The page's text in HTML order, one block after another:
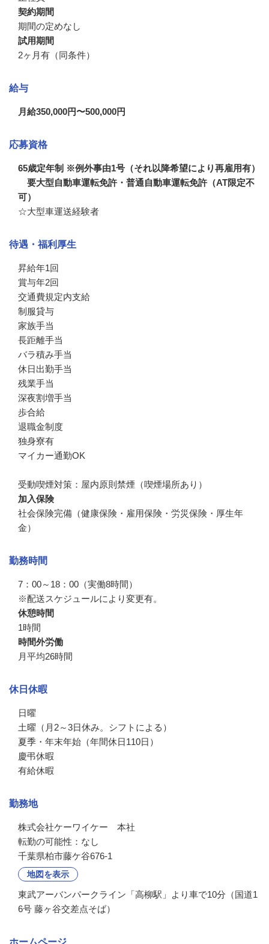
契約期間
期間の定めなし
試用期間
2ヶ月有（同条件）
給与
月給350,000円〜500,000円
応募資格
65歳定年制 ※例外事由1号（それ以降希望により再雇用有）
要大型自動車運転免許・普通自動車運転免許（AT限定不
可）
☆大型車運送経験者
待遇・福利厚生
昇給年1回
賞与年2回
交通費規定内支給
制服貸与
家族手当
長距離手当
バラ積み手当
休日出勤手当
残業手当
深夜割増手当
歩合給
退職金制度
独身寮有
マイカー通勤OK
受動喫煙対策：屋内原則禁煙（喫煙場所あり）
加入保険
社会保険完備（健康保険・雇用保険・労災保険・厚生年
金）
勤務時間
7：00～18：00（実働8時間）
※配送スケジュールにより変更有。
休憩時間
1時間
時間外労働
月平均26時間
休日休暇
日曜
土曜（月2～3日休み。シフトによる）
夏季・年末年始（年間休日110日）
慶弔休暇
有給休暇
勤務地
株式会社ケーワイケー　本社
転勤の可能性：なし
千葉県柏市藤ケ谷676-1
地図を表示
東武アーバンパークライン「高柳駅」より車で10分（国道1
6号 藤ヶ谷交差点そば）
ホームページ